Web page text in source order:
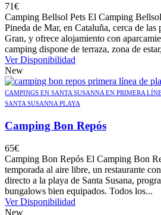
71€
Camping Bellsol Pets El Camping Bellsol
Pineda de Mar, en Cataluña, cerca de las
Gran, y ofrece alojamiento con
camping dispone de terraza, zona de
Ver Disponibilidad
New
CAMPINGS EN SANTA SUSANNA EN PRIMERA
SANTA SUSANNA PLAYA
Camping Bon Repós
65€
Camping Bon Repós El Camping Bon
temporada al aire libre, un restaurante
directo a la playa de Santa Susana,
bungalows bien equipados. Todos los...
Ver Disponibilidad
New